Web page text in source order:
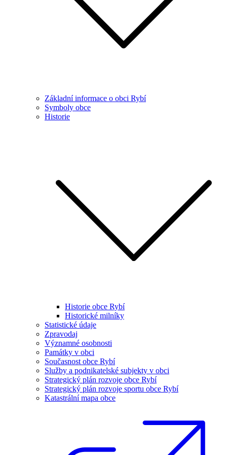
Základní informace o obci Rybí
Symboly obce
Historie
Historie obce Rybí
Historické milníky
Statistické údaje
Zpravodaj
Významné osobnosti
Památky v obci
Současnost obce Rybí
Služby a podnikatelské subjekty v obci
Strategický plán rozvoje obce Rybí
Strategický plán rozvoje sportu obce Rybí
Katastrální mapa obce